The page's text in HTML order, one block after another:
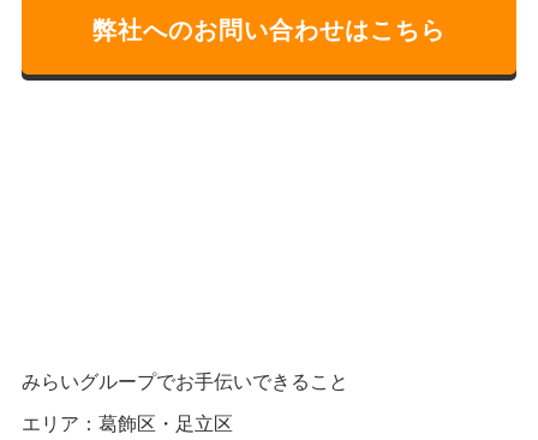
弊社へのお問い合わせはこちら
みらいグループでお手伝いできること
エリア：葛飾区・足立区